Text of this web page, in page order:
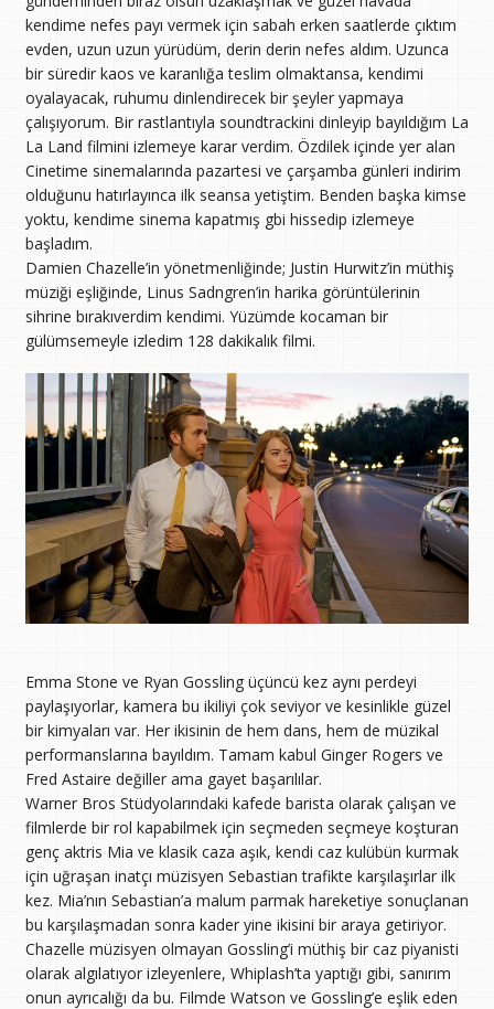
kendime nefes payı vermek için sabah erken saatlerde çıktım
evden, uzun uzun yürüdüm, derin derin nefes aldım. Uzunca
bir süredir kaos ve karanlığa teslim olmaktansa, kendimi
oyalayacak, ruhumu dinlendirecek bir şeyler yapmaya
çalışıyorum. Bir rastlantıyla soundtrackini dinleyip bayıldığım La
La Land filmini izlemeye karar verdim. Özdilek içinde yer alan
Cinetime sinemalarında pazartesi ve çarşamba günleri indirim
olduğunu hatırlayınca ilk seansa yetiştim. Benden başka kimse
yoktu, kendime sinema kapatmış gbi hissedip izlemeye
başladım.
Damien Chazelle’in yönetmenliğinde; Justin Hurwitz’in müthiş
müziği eşliğinde, Linus Sadngren’in harika görüntülerinin
sihrine bırakıverdim kendimi. Yüzümde kocaman bir
gülümsemeyle izledim 128 dakikalık filmi.
Emma Stone ve Ryan Gossling üçüncü kez aynı perdeyi
paylaşıyorlar, kamera bu ikiliyi çok seviyor ve kesinlikle güzel
bir kimyaları var. Her ikisinin de hem dans, hem de müzikal
performanslarına bayıldım. Tamam kabul Ginger Rogers ve
Fred Astaire değiller ama gayet başarılılar.
Warner Bros Stüdyolarındaki kafede barista olarak çalışan ve
filmlerde bir rol kapabilmek için seçmeden seçmeye koşturan
genç aktris Mia ve klasik caza aşık, kendi caz kulübün kurmak
için uğraşan inatçı müzisyen Sebastian trafikte karşılaşırlar ilk
kez. Mia’nın Sebastian’a malum parmak hareketiye sonuçlanan
bu karşılaşmadan sonra kader yine ikisini bir araya getiriyor.
Chazelle müzisyen olmayan Gossling’i müthiş bir caz piyanisti
olarak algılatıyor izleyenlere, Whiplash’ta yaptığı gibi, sanırım
onun ayrıcalığı da bu. Filmde Watson ve Gossling’e eşlik eden